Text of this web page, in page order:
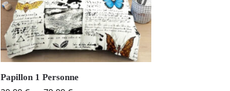
Papillon 1 Personne